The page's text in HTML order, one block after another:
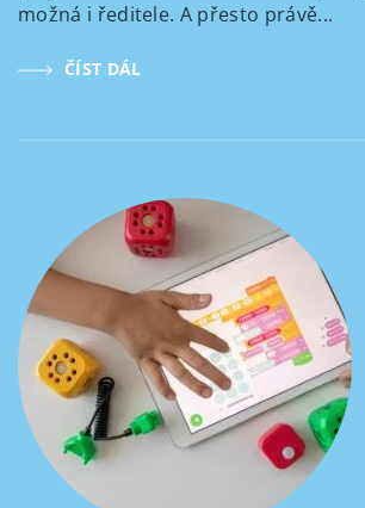
možná i ředitele. A přesto právě...
ČÍST DÁL